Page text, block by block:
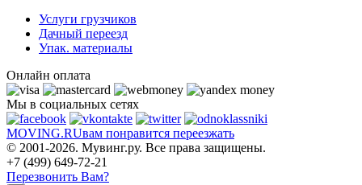
Услуги грузчиков
Дачный переезд
Упак. материалы
Онлайн оплата
Мы в социальных сетях
MOVING.RUвам понравится переезжать
© 2001-2026. Мувинг.ру. Все права защищены.
+7 (499) 649-72-21
Перезвонить Вам?